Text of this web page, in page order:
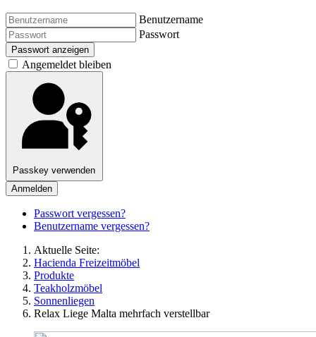
Benutzername
Passwort
Passwort anzeigen
Angemeldet bleiben
Passkey verwenden
Anmelden
Passwort vergessen?
Benutzername vergessen?
Aktuelle Seite:
Hacienda Freizeitmöbel
Produkte
Teakholzmöbel
Sonnenliegen
Relax Liege Malta mehrfach verstellbar